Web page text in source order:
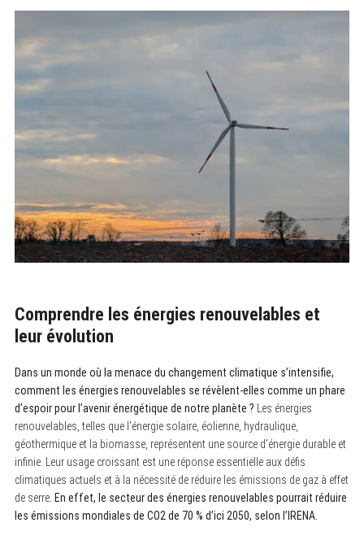
Comprendre les énergies renouvelables et
leur évolution
Dans un monde où la menace du changement climatique s’intensifie,
comment les énergies renouvelables se révèlent-elles comme un phare
d’espoir pour l’avenir énergétique de notre planète ? Les énergies
renouvelables, telles que l’énergie solaire, éolienne, hydraulique,
géothermique et la biomasse, représentent une source d’énergie durable et
infinie. Leur usage croissant est une réponse essentielle aux défis
climatiques actuels et à la nécessité de réduire les émissions de gaz à effet
de serre. En effet, le secteur des énergies renouvelables pourrait réduire
les émissions mondiales de CO2 de 70 % d’ici 2050, selon l’IRENA.